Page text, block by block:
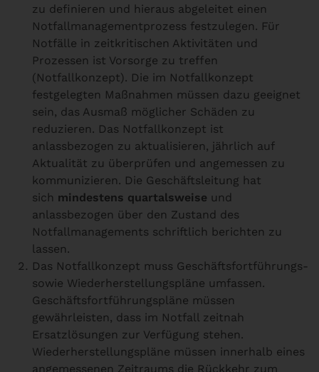
zu definieren und hieraus abgeleitet einen
Notfallmanagementprozess festzulegen. Für
Notfälle in zeitkritischen Aktivitäten und
Prozessen ist Vorsorge zu treffen
(Notfallkonzept). Die im Notfallkonzept
festgelegten Maßnahmen müssen dazu geeignet
sein, das Ausmaß möglicher Schäden zu
reduzieren. Das Notfallkonzept ist
anlassbezogen zu aktualisieren, jährlich auf
Aktualität zu überprüfen und angemessen zu
kommunizieren. Die Geschäftsleitung hat
sich mindestens quartalsweise und
anlassbezogen über den Zustand des
Notfallmanagements schriftlich berichten zu
lassen.
Das Notfallkonzept muss Geschäftsfortführungs-
sowie Wiederherstellungspläne umfassen.
Geschäftsfortführungspläne müssen
gewährleisten, dass im Notfall zeitnah
Ersatzlösungen zur Verfügung stehen.
Wiederherstellungspläne müssen innerhalb eines
angemessenen Zeitraums die Rückkehr zum